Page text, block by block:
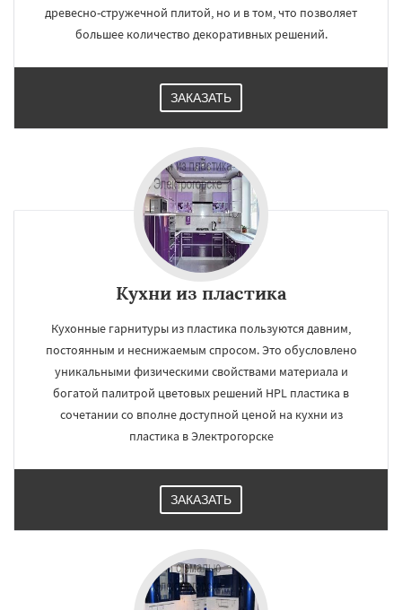
древесно-стружечной плитой, но и в том, что позволяет
большее количество декоративных решений.
ЗАКАЗАТЬ
Кухни из пластика
Кухонные гарнитуры из пластика пользуются давним,
постоянным и неснижаемым спросом. Это обусловлено
уникальными физическими свойствами материала и
богатой палитрой цветовых решений HPL пластика в
сочетании со вполне доступной ценой на кухни из
пластика в Электрогорске
ЗАКАЗАТЬ